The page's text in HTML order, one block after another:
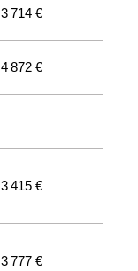
3 714 €
4 872 €
3 415 €
3 777 €